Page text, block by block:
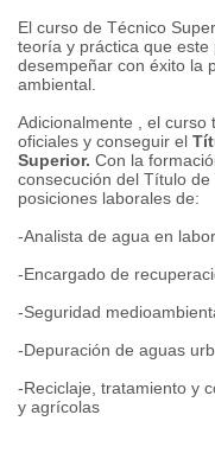
El curso de Técnico
teoría y práctica que
desempeñar con éxito la
ambiental.
Adicionalmente , el
oficiales y conseguir el
Superior. Con la
consecución del Título
posiciones laborales de:
-Analista de agua en
-Encargado de
-Seguridad
-Depuración de aguas
-Reciclaje, tratamiento y
y agrícolas